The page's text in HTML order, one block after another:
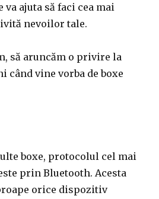
va ajuta să faci cea mai
nevoilor tale.
să aruncăm o privire la
vine vorba de boxe
boxe, protocolul cel mai
prin Bluetooth. Acesta
orice dispozitiv